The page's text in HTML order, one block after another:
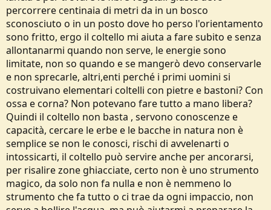
percorrere centinaia di metri da in un bosco
sconosciuto o in un posto dove ho perso l'orientamento
sono fritto, ergo il coltello mi aiuta a fare subito e senza
allontanarmi quando non serve, le energie sono
limitate, non so quando e se mangerò devo conservarle
e non sprecarle, altri,enti perché i primi uomini si
costruivano elementari coltelli con pietre e bastoni? Con
ossa e corna? Non potevano fare tutto a mano libera?
Quindi il coltello non basta , servono conoscenze e
capacità, cercare le erbe e le bacche in natura non è
semplice se non le conosci, rischi di avvelenarti o
intossicarti, il coltello può servire anche per ancorarsi,
per risalire zone ghiacciate, certo non è uno strumento
magico, da solo non fa nulla e non è nemmeno lo
strumento che fa tutto o ci trae da ogni impaccio, non